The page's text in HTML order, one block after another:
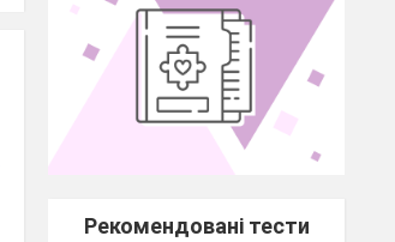
Рекомендовані тести